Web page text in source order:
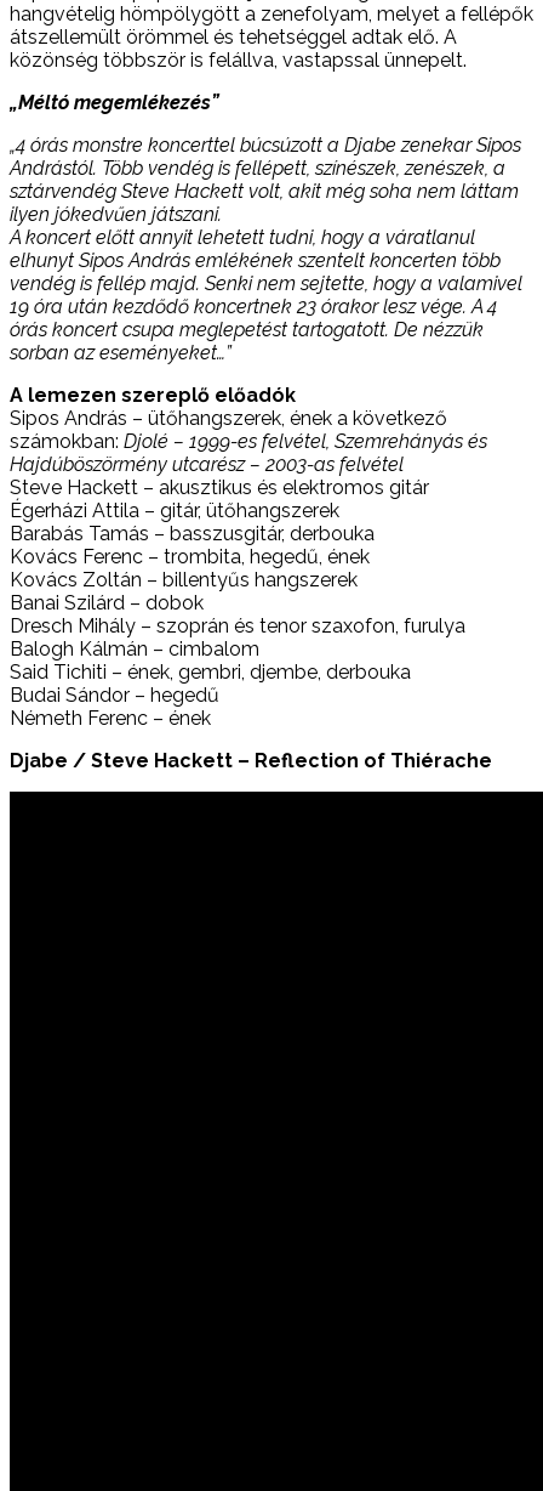
hangvételig hömpölygött a zenefolyam, melyet a fellépők
átszellemült örömmel és tehetséggel adtak elő. A
közönség többször is felállva, vastapssal ünnepelt.
„Méltó megemlékezés”
„4 órás monstre koncerttel búcsúzott a Djabe zenekar Sipos
Andrástól. Több vendég is fellépett, színészek, zenészek, a
sztárvendég Steve Hackett volt, akit még soha nem láttam
ilyen jókedvűen játszani.
A koncert előtt annyit lehetett tudni, hogy a váratlanul
elhunyt Sipos András emlékének szentelt koncerten több
vendég is fellép majd. Senki nem sejtette, hogy a valamivel
19 óra után kezdődő koncertnek 23 órakor lesz vége. A 4
órás koncert csupa meglepetést tartogatott. De nézzük
sorban az eseményeket…”
A lemezen szereplő előadók
Sipos András – ütőhangszerek, ének a következő
számokban: Djolé – 1999-es felvétel, Szemrehányás és
Hajdúböszörmény utcarész – 2003-as felvétel
Steve Hackett – akusztikus és elektromos gitár
Égerházi Attila – gitár, ütőhangszerek
Barabás Tamás – basszusgitár, derbouka
Kovács Ferenc – trombita, hegedű, ének
Kovács Zoltán – billentyűs hangszerek
Banai Szilárd – dobok
Dresch Mihály – szoprán és tenor szaxofon, furulya
Balogh Kálmán – cimbalom
Said Tichiti – ének, gembri, djembe, derbouka
Budai Sándor – hegedű
Németh Ferenc – ének
Djabe / Steve Hackett – Reflection of Thiérache